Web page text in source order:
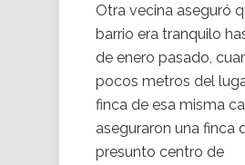
Otra vecina aseguró
barrio era tranquilo
de enero pasado,
pocos metros del
finca de esa misma
aseguraron una finca
presunto centro de